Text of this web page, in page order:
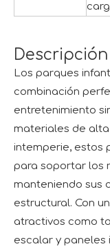
Los parques
combinación
entretenimiento
materiales de
intemperie, estos
para soportar los
manteniendo sus
estructural. Con
atractivos como
escalar y paneles